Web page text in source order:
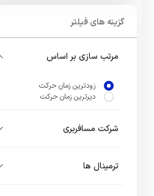
گزینه های فیلتر
مرتب سازی بر اساس
زودترین زمان حرکت
دیرترین زمان حرکت
شرکت مسافربری
ترمینال ها